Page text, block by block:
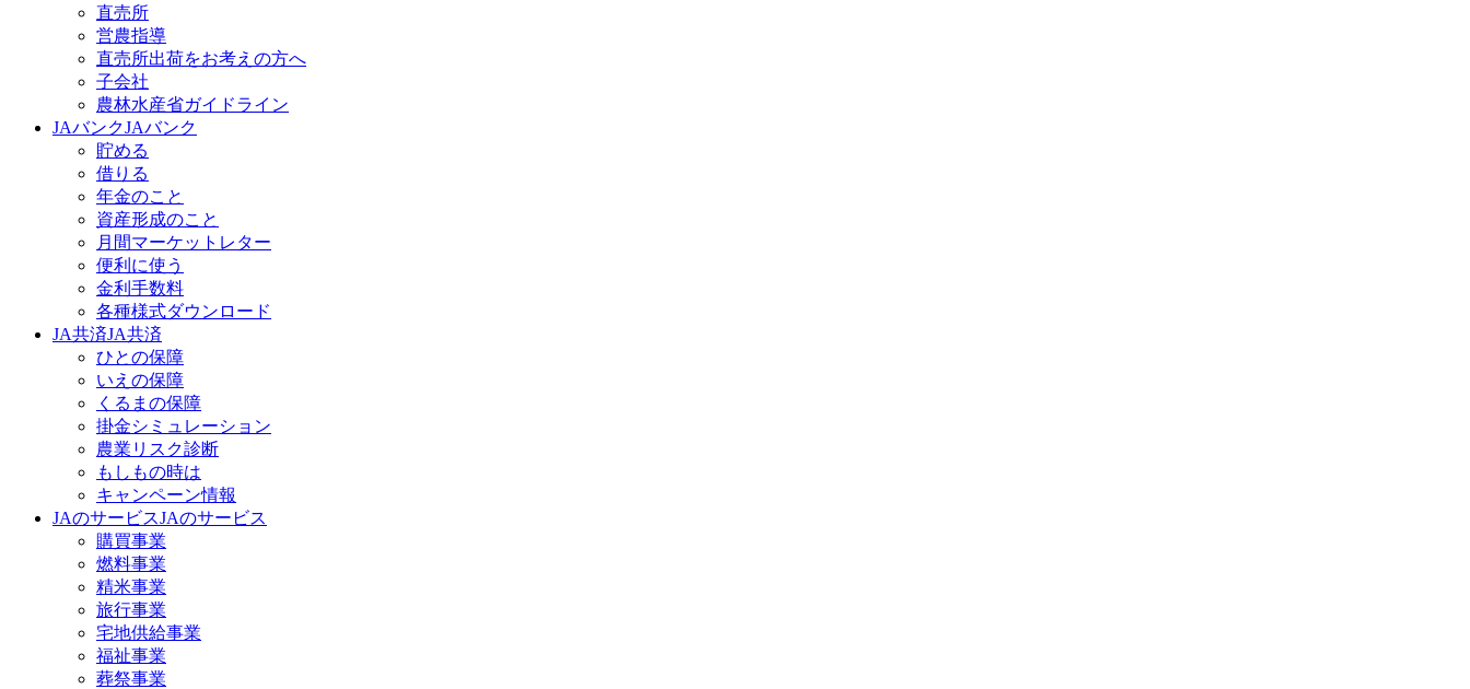
直売所
営農指導
直売所出荷をお考えの方へ
子会社
農林水産省ガイドライン
JAバンクJAバンク
貯める
借りる
年金のこと
資産形成のこと
月間マーケットレター
便利に使う
金利手数料
各種様式ダウンロード
JA共済JA共済
ひとの保障
いえの保障
くるまの保障
掛金シミュレーション
農業リスク診断
もしもの時は
キャンペーン情報
JAのサービスJAのサービス
購買事業
燃料事業
精米事業
旅行事業
宅地供給事業
福祉事業
葬祭事業